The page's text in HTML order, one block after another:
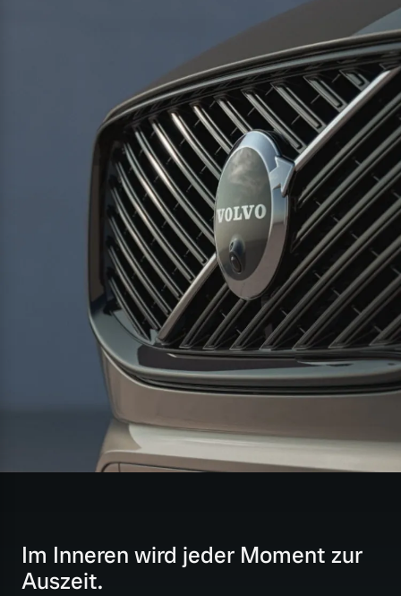
Im Inneren wird jeder Moment zur
Auszeit.